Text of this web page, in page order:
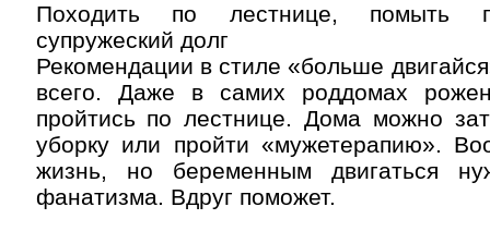
Походить по лестнице, помыть
супружеский долг
Рекомендации в стиле «больше
всего. Даже в самих роддомах
пройтись по лестнице. Дома можно
уборку или пройти «мужетерапию».
жизнь, но беременным двигаться
фанатизма. Вдруг поможет.